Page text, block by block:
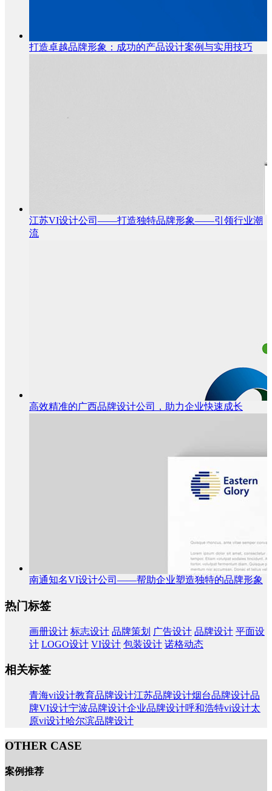
打造卓越品牌形象：成功的产品设计案例与实用技巧
江苏VI设计公司——打造独特品牌形象——引领行业潮
流
高效精准的广西品牌设计公司，助力企业快速成长
南通知名VI设计公司——帮助企业塑造独特的品牌形象
热门标签
画册设计 标志设计 品牌策划 广告设计 品牌设计 平面设
计 LOGO设计 VI设计 包装设计 诺格动态
相关标签
青海vi设计教育品牌设计江苏品牌设计烟台品牌设计品
牌VI设计宁波品牌设计企业品牌设计呼和浩特vi设计太
原vi设计哈尔滨品牌设计
OTHER CASE
案例推荐